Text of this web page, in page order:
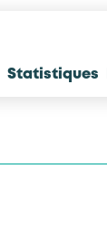
Statistiques